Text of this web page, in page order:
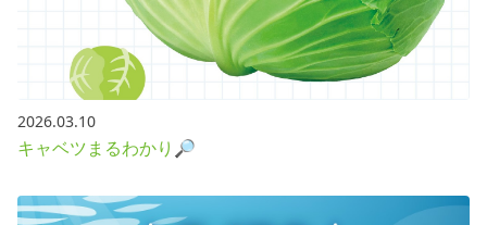
2026.03.10
キャベツまるわかり🔎